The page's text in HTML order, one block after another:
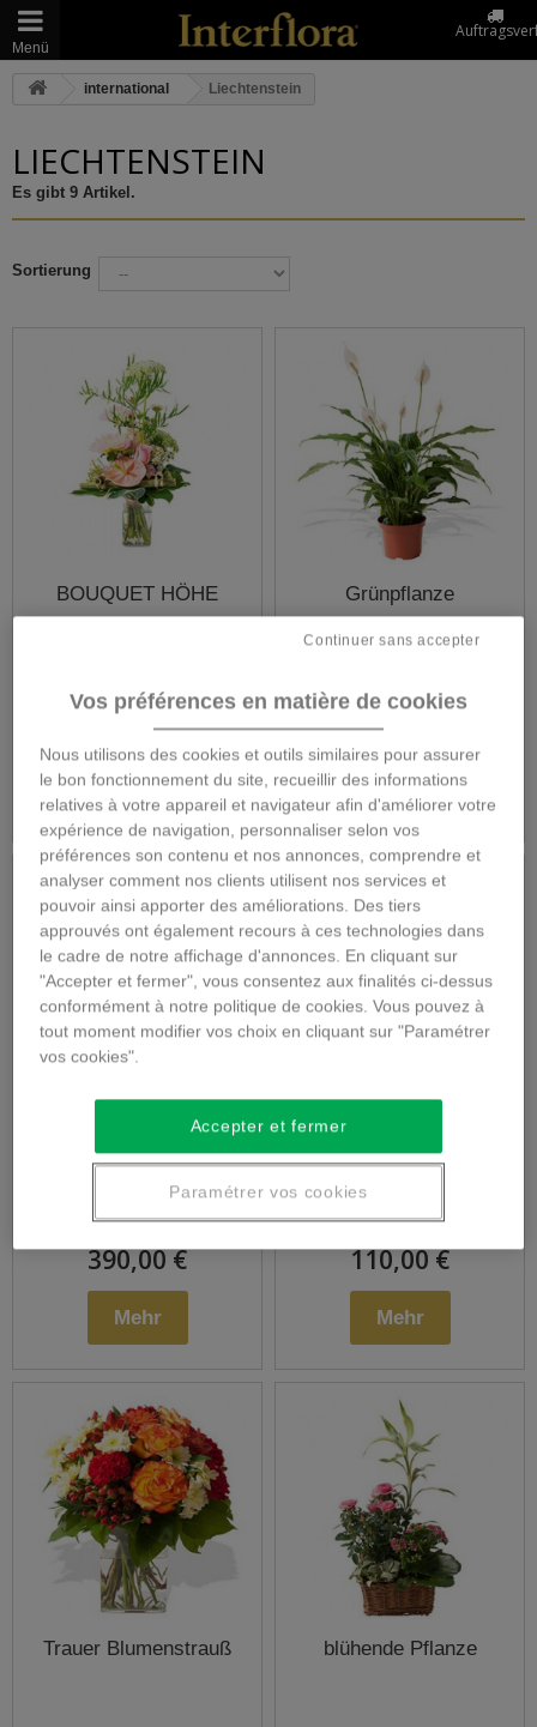
Menü
international Liechtenstein
LIECHTENSTEIN
Es gibt 9 Artikel.
Sortierung
BOUQUET HÖHE
72,00 €
Mehr
Grünpflanze
55,00 €
Mehr
Crown Trauer
390,00 €
Mehr
Gerbe vernäht
Trauer
110,00 €
Mehr
Trauer Blumenstrauß blühende Pflanze
Vos préférences en matière de cookies
Nous utilisons des cookies et outils similaires pour assurer
le bon fonctionnement du site, recueillir des informations
relatives à votre appareil et navigateur afin d'améliorer votre
expérience de navigation, personnaliser selon vos
préférences son contenu et nos annonces, comprendre et
analyser comment nos clients utilisent nos services et
pouvoir ainsi apporter des améliorations. Des tiers
approuvés ont également recours à ces technologies dans
le cadre de notre affichage d'annonces. En cliquant sur
"Accepter et fermer", vous consentez aux finalités ci-dessus
conformément à notre politique de cookies. Vous pouvez à
tout moment modifier vos choix en cliquant sur "Paramétrer
vos cookies".
Continuer sans accepter
Accepter et fermer
Paramétrer vos cookies